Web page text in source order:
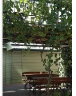
на
Ростовской
9